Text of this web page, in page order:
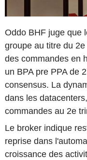
Oddo BHF juge que
groupe au titre du
des commandes en
un BPA pre PPA de
consensus. La
dans les
commandes au 2e
Le broker indique
reprise dans
croissance des